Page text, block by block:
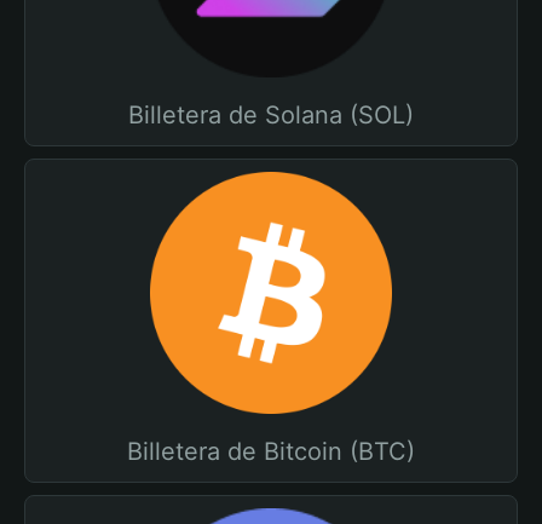
Billetera de Solana (SOL)
Billetera de Bitcoin (BTC)